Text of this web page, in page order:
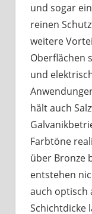
und sogar
reinen
weitere
Oberflächen
und
hält auch
Farbtöne
über Bronze
entstehen
auch optisch
Schichtdicke